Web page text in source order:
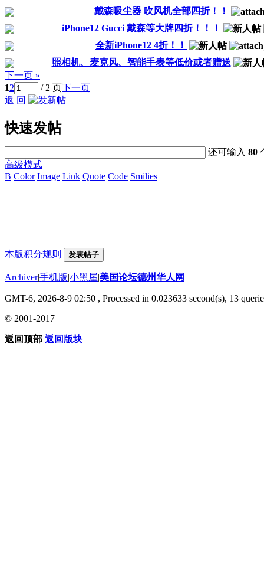
戴森吸尘器 吹风机全部四折！！
iPhone12 Gucci 戴森等大牌四折！！！
全新iPhone12 4折！！
照相机、麦克风、智能手表等低价或者赠送
下一页 »
12 / 2 页下一页
返 回
快速发帖
还可输入80
高级模式
B Color Image Link Quote Code Smilies
本版积分规则 发表帖子
Archiver|手机版|小黑屋|美国论坛德州华人网
GMT-6, 2026-8-9 02:50 , Processed in 0.023633 second(s), 13
© 2001-2017
返回顶部 返回版块